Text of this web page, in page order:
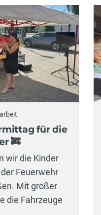
für die
🚒
wir die Kinder
Feuerwehr
Mit großer
die Fahrzeuge